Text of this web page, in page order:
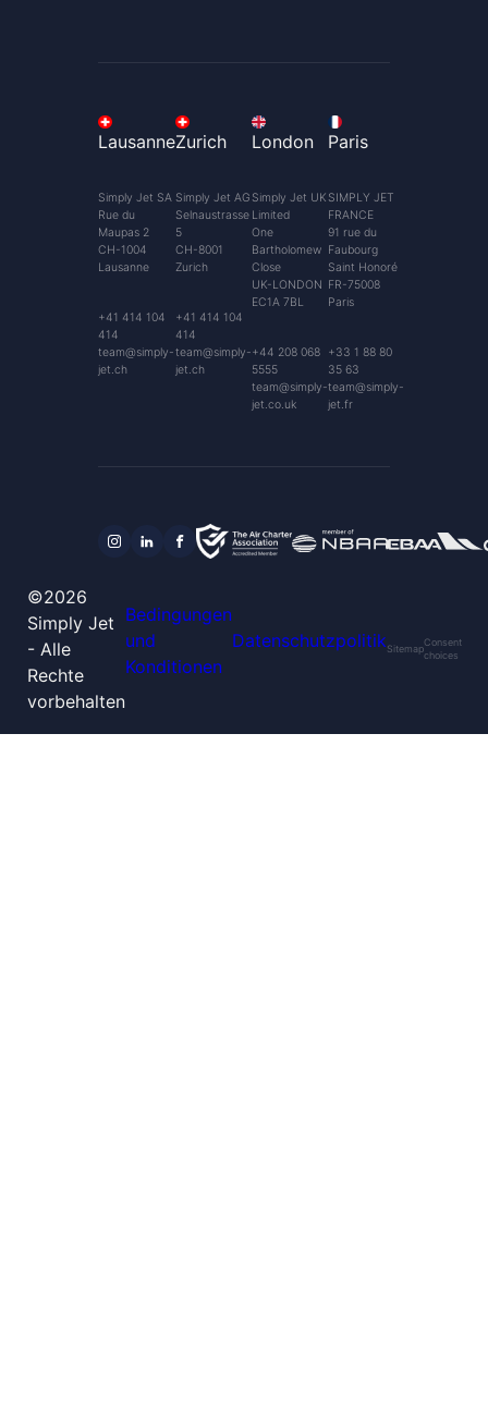
Lausanne
Simply Jet SA
Rue du
Maupas 2
CH-1004
Lausanne
+41 414 104
414
team@simply-
jet.ch
Zurich
Simply Jet AG
Selnaustrasse
5
CH-8001
Zurich
+41 414 104
414
team@simply-
jet.ch
London
Simply Jet UK
Limited
One
Bartholomew
Close
UK-LONDON
EC1A 7BL
+44 208 068
5555
team@simply-
jet.co.uk
Paris
SIMPLY JET
FRANCE
91 rue du
Faubourg
Saint Honoré
FR-75008
Paris
+33 1 88 80
35 63
team@simply-
jet.fr
©2026
Simply Jet
- Alle
Rechte
vorbehalten
Bedingungen
und
Konditionen
DatenschutzpolitikSitemap
Consent
choices